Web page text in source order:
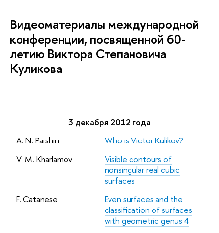
Видеоматериалы международной
конференции, посвященной 60-
летию Виктора Степановича
Куликова
3 декабря 2012 года
A. N. Parshin
Who is Victor Kulikov?
V. M. Kharlamov
Visible contours of
nonsingular real cubic
surfaces
F. Catanese
Even surfaces and the
classification of surfaces
with geometric genus 4